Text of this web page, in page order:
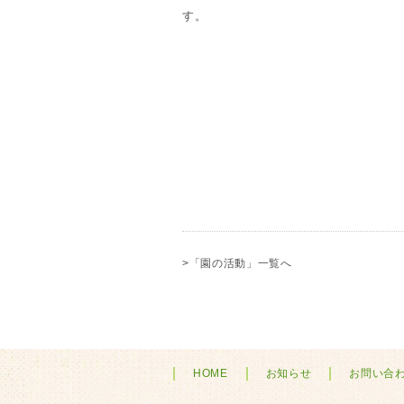
す。
>「園の活動」一覧へ
HOME お知らせ お問い合